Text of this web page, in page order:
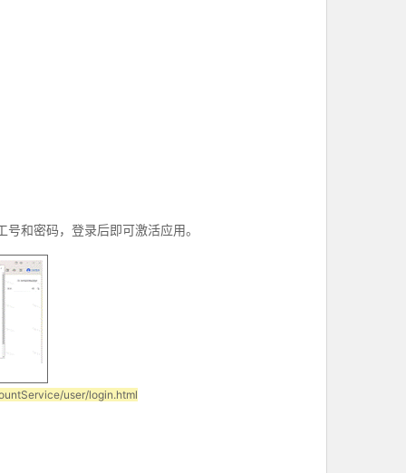
号和密码，登录后即可激活应用。
user/login.html